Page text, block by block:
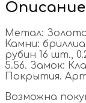
Описание
Метал:
Камни:
рубин 16 шт.,
5.56. Замок:
Покрытия.
Возможна